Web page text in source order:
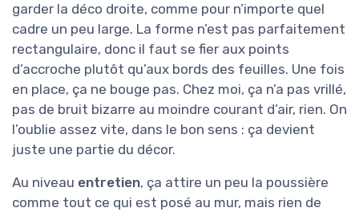
garder la déco droite, comme pour n’importe quel
cadre un peu large. La forme n’est pas parfaitement
rectangulaire, donc il faut se fier aux points
d’accroche plutôt qu’aux bords des feuilles. Une fois
en place, ça ne bouge pas. Chez moi, ça n’a pas vrillé,
pas de bruit bizarre au moindre courant d’air, rien. On
l’oublie assez vite, dans le bon sens : ça devient
juste une partie du décor.
Au niveau entretien, ça attire un peu la poussière
comme tout ce qui est posé au mur, mais rien de